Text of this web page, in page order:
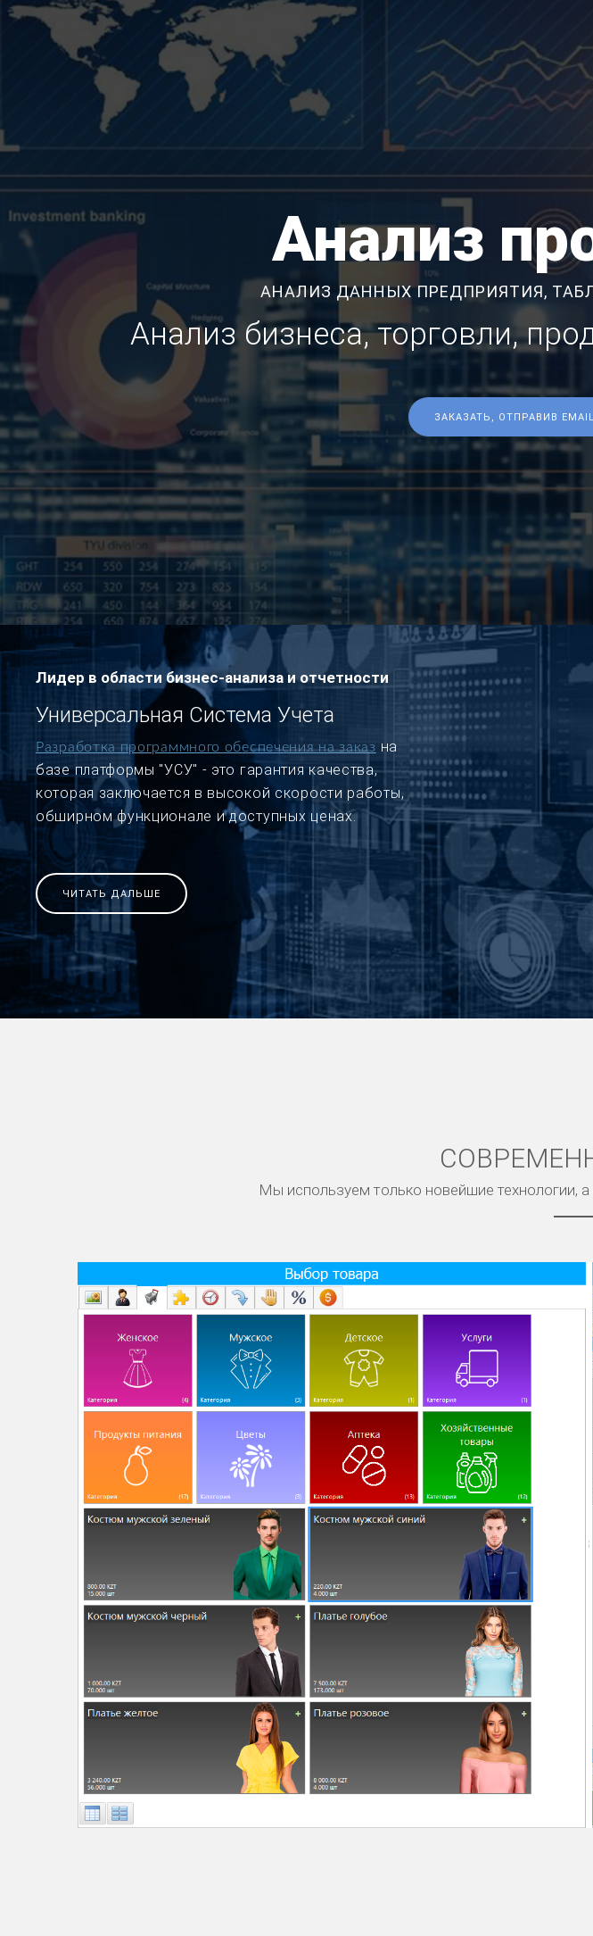
Анализ
АНАЛИЗ ДАННЫХ ПРЕДПРИЯТИЯ,
Анализ бизнеса, торговли,
ЗАКАЗАТЬ, ОТПРАВИВ EMAIL
Лидер в области бизнес-анализа и отчетности
Универсальная Система Учета
Разработка программного обеспечения на заказ на
базе платформы "УСУ" - это гарантия качества,
которая заключается в высокой скорости работы,
обширном функционале и доступных ценах.
ЧИТАТЬ ДАЛЬШЕ
Мы используем только новейшие технологии,